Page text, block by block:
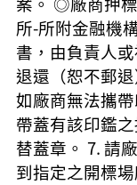
所-所附金融機
書，由負責人
退還（恕不郵
如廠商無法攜
帶蓋有該印鑑
替蓋章。 7. 請
到指定之開標